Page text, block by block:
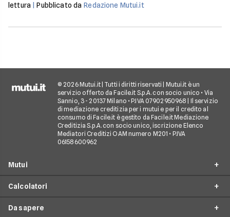
lettura |Pubblicato da Redazione Mutui.it
© 2026 Mutui.it | Tutti i diritti riservati | Mutui.it è un
servizio offerto da Facile.it S.p.A. con socio unico • Via
Sannio, 3 - 20137 Milano • P.IVA 07902950968 | Il servizio
di mediazione creditizia per i mutui e per il credito al
consumo di Facile.it è gestito da Facile.it Mediazione
Creditizia S.p.A. con socio unico, iscrizione Elenco
Mediatori Creditizi OAM numero M201 • P.IVA
06158600962
Mutui
Mutuo Seconda Casa
Calcolatori
Simulazione Mutuo
Da sapere